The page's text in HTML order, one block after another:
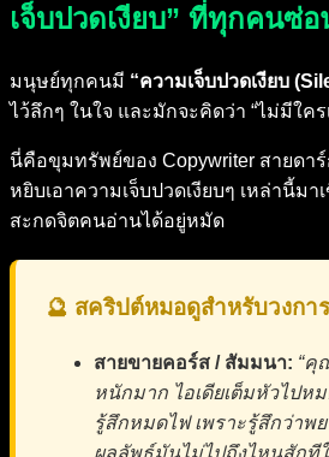
เจ็บปวดเงียบ” ที่ทุกคนซ่อ
มนุษย์ทุกคนมี “ความเจ็บปวดเงียบ
ไว้ลึกๆ ในใจ และมักจะคิดว่า “ไม่มีใค
นี่คือขุมทรัพย์ของ Copywriter สายดา
หยิบเอาความเจ็บปวดเงียบๆ เหล่านี้ม
สะกดจิตคนอ่านได้อยู่หมัด
🔮 สคริปต์หมอดูสำหรับวงกา
สายขายคอร์ส / สัมมนา: “คุ
หนักมาก ไอเดียเต็มหัวไปห
รู้สึกหมดไฟ เพราะรู้สึกว่าพ
ผลลัพธ์มันไม่ไปถึงไหนสักที